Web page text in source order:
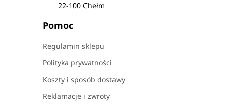
Pomoc
Regulamin sklepu
Polityka prywatności
Koszty i sposób dostawy
Reklamacje i zwroty
22-100 Chełm